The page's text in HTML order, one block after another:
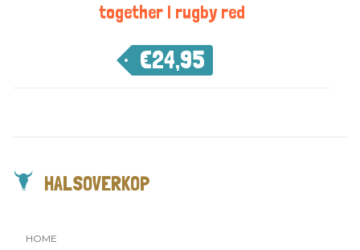
together | rugby red
€24,95
HALSOVERKOP
HOME